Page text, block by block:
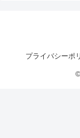
プライバシーポ